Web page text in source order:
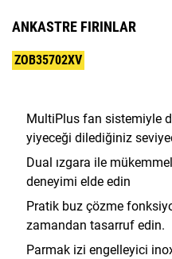
ANKASTRE FIRINLAR
ZOB35702XV
MultiPlus fan sistemiyle
yiyeceği dilediğiniz
Dual ızgara ile
deneyimi elde edin
Pratik buz çözme
zamandan tasarruf edin.
Parmak izi engelleyici